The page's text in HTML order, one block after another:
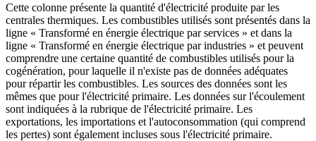
Cette colonne présente la quantité d'électricité produite par les
centrales thermiques. Les combustibles utilisés sont présentés dans la
ligne « Transformé en énergie électrique par services » et dans la
ligne « Transformé en énergie électrique par industries » et peuvent
comprendre une certaine quantité de combustibles utilisés pour la
cogénération, pour laquelle il n'existe pas de données adéquates
pour répartir les combustibles. Les sources des données sont les
mêmes que pour l'électricité primaire. Les données sur l'écoulement
sont indiquées à la rubrique de l'électricité primaire. Les
exportations, les importations et l'autoconsommation (qui comprend
les pertes) sont également incluses sous l'électricité primaire.